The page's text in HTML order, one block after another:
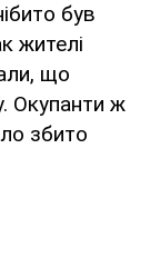
був
жителі
що
Окупанти ж
збито